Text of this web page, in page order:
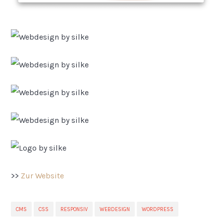
>> Zur Website
CMS CSS RESPONSIV WEBDESIGN WORDPRESS